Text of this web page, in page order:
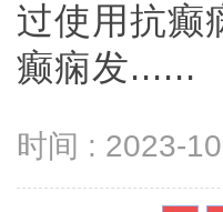
过使用抗癫
癫痫发......
时间 : 2023-